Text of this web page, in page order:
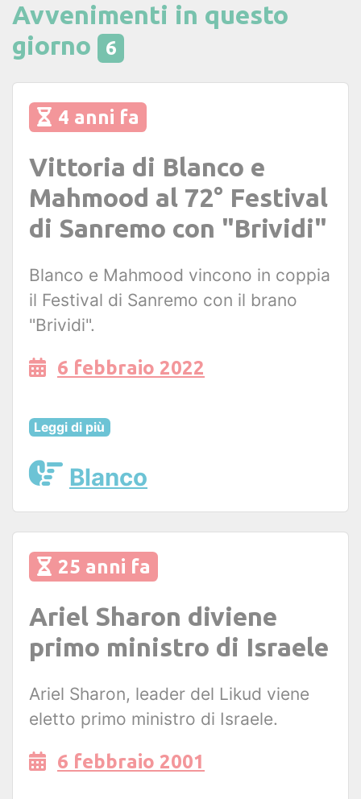
Avvenimenti in questo
giorno
6
4 anni fa
Vittoria di Blanco e
Mahmood al 72° Festival
di Sanremo con "Brividi"
Blanco e Mahmood vincono in coppia
il Festival di Sanremo con il brano
"Brividi".
6 febbraio 2022
Leggi di più
Blanco
25 anni fa
Ariel Sharon diviene
primo ministro di Israele
Ariel Sharon, leader del Likud viene
eletto primo ministro di Israele.
6 febbraio 2001